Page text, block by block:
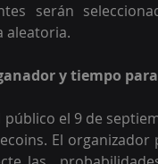
serán
aleatoria.
y tiempo
el 9 de
El